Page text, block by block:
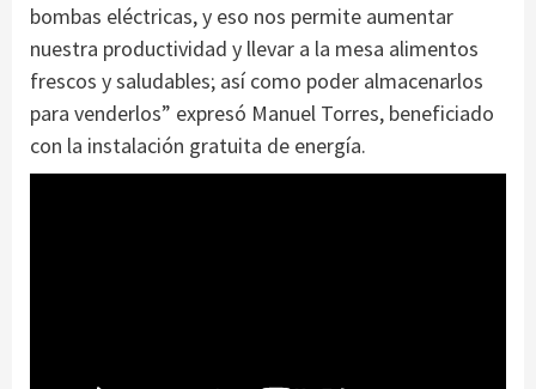
bombas eléctricas, y eso nos permite aumentar
nuestra productividad y llevar a la mesa alimentos
frescos y saludables; así como poder almacenarlos
para venderlos” expresó Manuel Torres, beneficiado
con la instalación gratuita de energía.